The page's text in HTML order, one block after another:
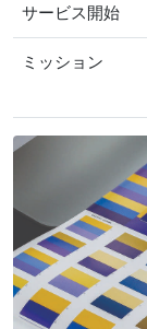
サービス開始
ミッション